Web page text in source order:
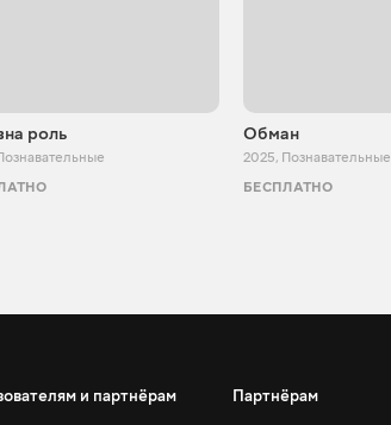
роль Обман
2025, Познавательные
БЕСПЛАТНО
и партнёрам Партнёрам